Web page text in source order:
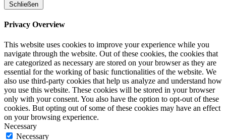
Schließen
Privacy Overview
This website uses cookies to improve your experience while you
navigate through the website. Out of these cookies, the cookies that
are categorized as necessary are stored on your browser as they are
essential for the working of basic functionalities of the website. We
also use third-party cookies that help us analyze and understand how
you use this website. These cookies will be stored in your browser
only with your consent. You also have the option to opt-out of these
cookies. But opting out of some of these cookies may have an effect
on your browsing experience.
Necessary
Necessary